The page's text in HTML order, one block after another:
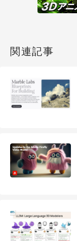
関連記事